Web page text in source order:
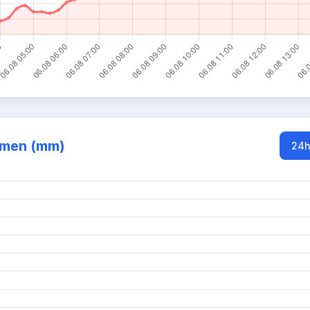
(mm) 24h